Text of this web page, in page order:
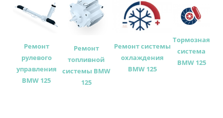
Ремонт
рулевого
управления
BMW 125
Ремонт
топливной
системы BMW
125
Ремонт системы
охлаждения
BMW 125
Тормозная
система
BMW 125